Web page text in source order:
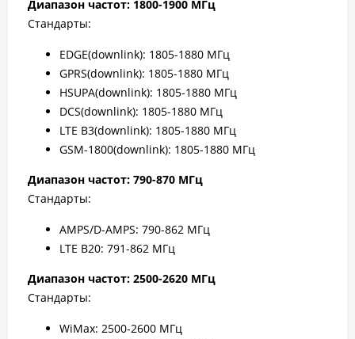
Диапазон частот: 1800-1900 МГц
Стандарты:
EDGE(downlink): 1805-1880 МГц
GPRS(downlink): 1805-1880 МГц
HSUPA(downlink): 1805-1880 МГц
DCS(downlink): 1805-1880 МГц
LTE B3(downlink): 1805-1880 МГц
GSM-1800(downlink): 1805-1880 МГц
Диапазон частот: 790-870 МГц
Стандарты:
AMPS/D-AMPS: 790-862 МГц
LTE B20: 791-862 МГц
Диапазон частот: 2500-2620 МГц
Стандарты:
WiMax: 2500-2600 МГц